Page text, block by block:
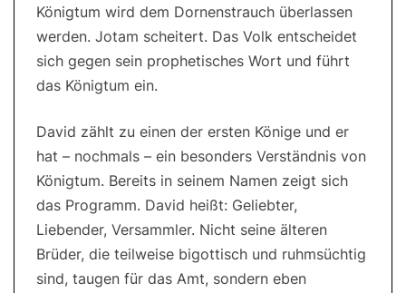
Königtum wird dem Dornenstrauch überlassen
werden. Jotam scheitert. Das Volk entscheidet
sich gegen sein prophetisches Wort und führt
das Königtum ein.
David zählt zu einen der ersten Könige und er
hat – nochmals – ein besonders Verständnis von
Königtum. Bereits in seinem Namen zeigt sich
das Programm. David heißt: Geliebter,
Liebender, Versammler. Nicht seine älteren
Brüder, die teilweise bigottisch und ruhmsüchtig
sind, taugen für das Amt, sondern eben